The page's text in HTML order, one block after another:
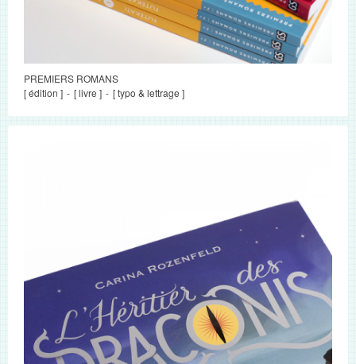
PREMIERS ROMANS
[ édition ]
[ livre ] [ typo & lettrage ]